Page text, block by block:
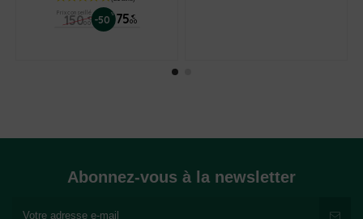
Prix conseillé
150 €
00 -50 % 75 €
00
Abonnez-vous à la newsletter